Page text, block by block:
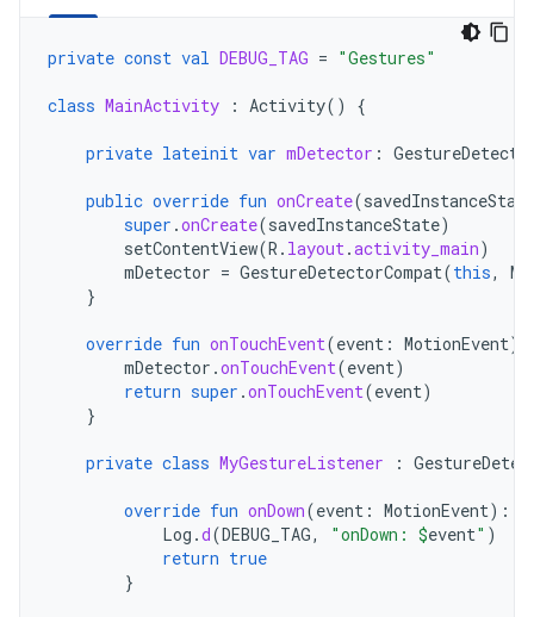
private const val DEBUG_TAG = "Gestures"
class MainActivity : Activity() {
private lateinit var mDetector :
public override fun onCreate(savedInstanceState
super .onCreate(savedInstanceState)
setContentView(R . layout.activity_main)
mDetector = GestureDetectorCompat(this,
}
override fun onTouchEvent(event : MotionEvent):
mDetector .onTouchEvent(event)
return super .onTouchEvent(event)
}
private class MyGestureListener :
override fun onDown(event : MotionEvent):
Log .d(DEBUG_TAG, "onDown: $event" )
return true
}